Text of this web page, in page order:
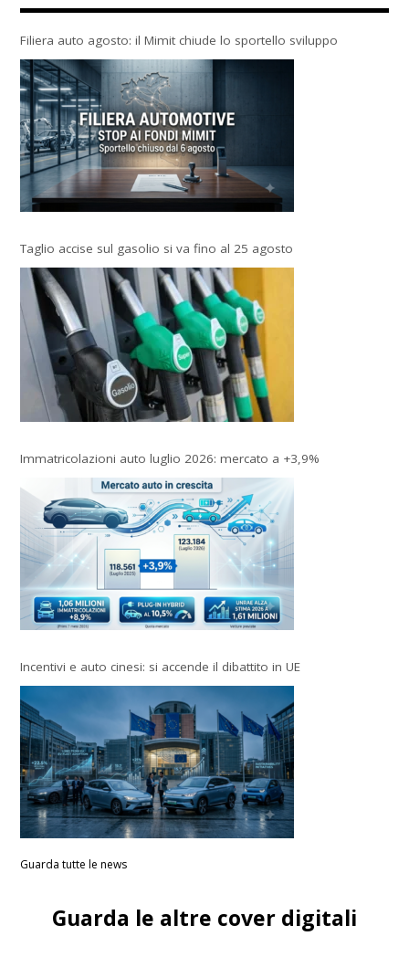
Filiera auto agosto: il Mimit chiude lo sportello sviluppo
Taglio accise sul gasolio si va fino al 25 agosto
Immatricolazioni auto luglio 2026: mercato a +3,9%
Incentivi e auto cinesi: si accende il dibattito in UE
Guarda tutte le news
Guarda le altre cover digitali